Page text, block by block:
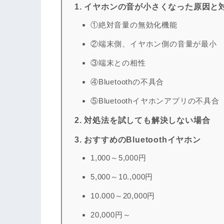
1. イヤホンの音が小さくなった原因と
①絶対音量の無効化機能
②端末側、イヤホン側の音量が最小
③端末との相性
④Bluetoothの不具合
⑤Bluetoothイヤホンアプリの不具合
2. 対処法を試しても解決しない場合
3. おすすめのBluetoothイヤホン
1,000～5,000円
5,000～10.,000円
10.000～20,000円
20,000円～